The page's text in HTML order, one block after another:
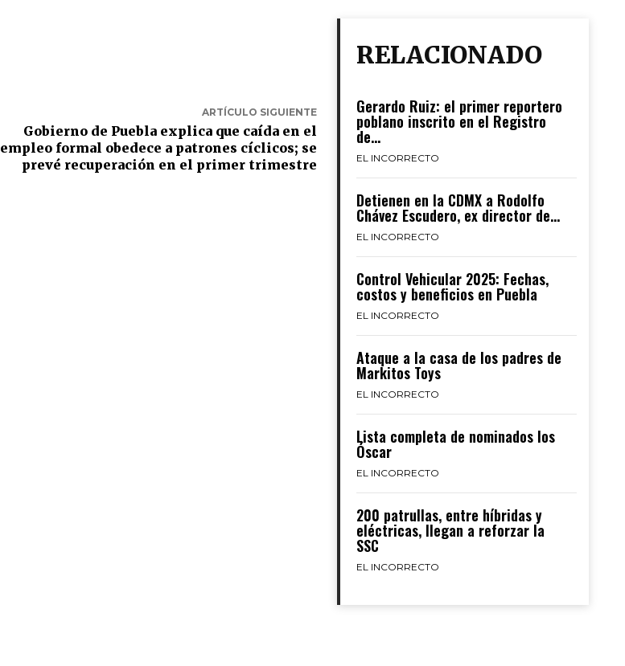
ARTÍCULO SIGUIENTE
Gobierno de Puebla explica que caída en el
empleo formal obedece a patrones cíclicos; se
prevé recuperación en el primer trimestre
RELACIONADO
Gerardo Ruiz: el primer reportero
poblano inscrito en el Registro
de...
EL INCORRECTO
Detienen en la CDMX a Rodolfo
Chávez Escudero, ex director de...
EL INCORRECTO
Control Vehicular 2025: Fechas,
costos y beneficios en Puebla
EL INCORRECTO
Ataque a la casa de los padres de
Markitos Toys
EL INCORRECTO
Lista completa de nominados los
Óscar
EL INCORRECTO
200 patrullas, entre híbridas y
eléctricas, llegan a reforzar la
SSC
EL INCORRECTO